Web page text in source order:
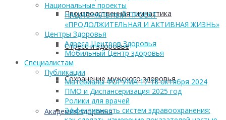
Производственная гимнастика
Стресс и здоровье
Сохранение мужского здоровья
Академия здоровья
Национальные проекты
НАЦИОНАЛЬНЫЙ ПРОЕКТ
«ПРОДОЛЖИТЕЛЬНАЯ И АКТИВНАЯ ЖИЗНЬ»
Центры Здоровья
Адреса Центров Здоровья
Мобильный Центр здоровья
Cпециалистам
Публикации
Материалы ФОРУМА 17-18 октября 2024
ПМО и Диспансеризация 2025 год
Ролики для врачей
Эффективность систем здравоохранения: